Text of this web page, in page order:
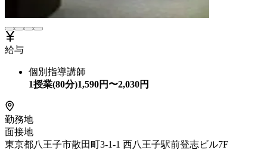
給与
個別指導講師
1授業(80分)1,590円〜2,030円
勤務地
面接地
東京都八王子市散田町3-1-1 西八王子駅前登志ビル7F